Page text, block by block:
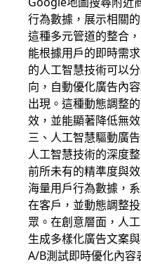
行為數據，展示相關
這種多元管道的整合
能根據用戶的即時需
的人工智慧技術可以
向，自動優化廣告內
出現。這種動態調整
效，並能顯著降低無
三、人工智慧驅動廣
人工智慧技術的深度
前所未有的精準度與
海量用戶行為數據，
在客戶，並動態調整
眾。在創意層面，人
生成多樣化廣告文案
A/B測試即時優化內